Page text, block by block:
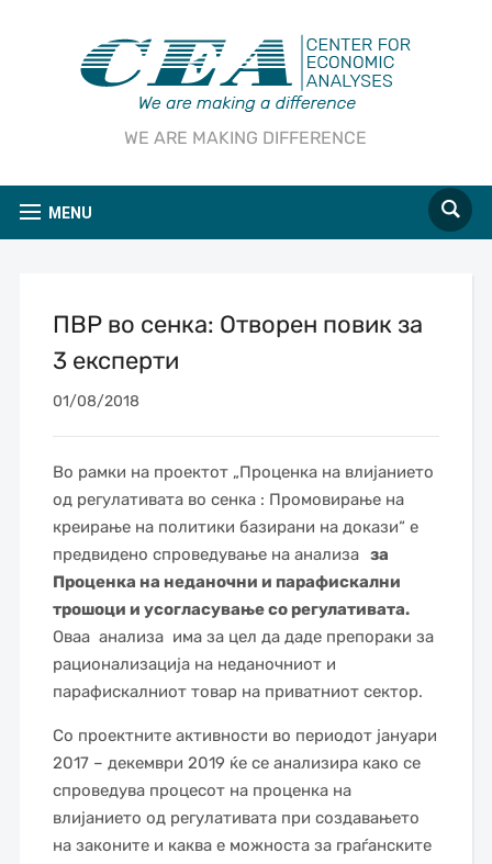
WE ARE MAKING DIFFERENCE
MENU
ПВР во сенка: Отворен повик за
3 експерти
01/08/2018
Во рамки на проектот „Проценка на влијанието
од регулативата во сенка : Промовирање на
креирање на политики базирани на докази“ е
предвидено спроведување на анализа за
Проценка на неданочни и парафискални
трошоци и усогласување со регулативата.
Оваа анализа има за цел да даде препораки за
рационализација на неданочниот и
парафискалниот товар на приватниот сектор.
Со проектните активности во периодот јануари
2017 – декември 2019 ќе се анализира како се
спроведува процесот на проценка на
влијанието од регулативата при создавањето
на законите и каква е можноста за граѓанските